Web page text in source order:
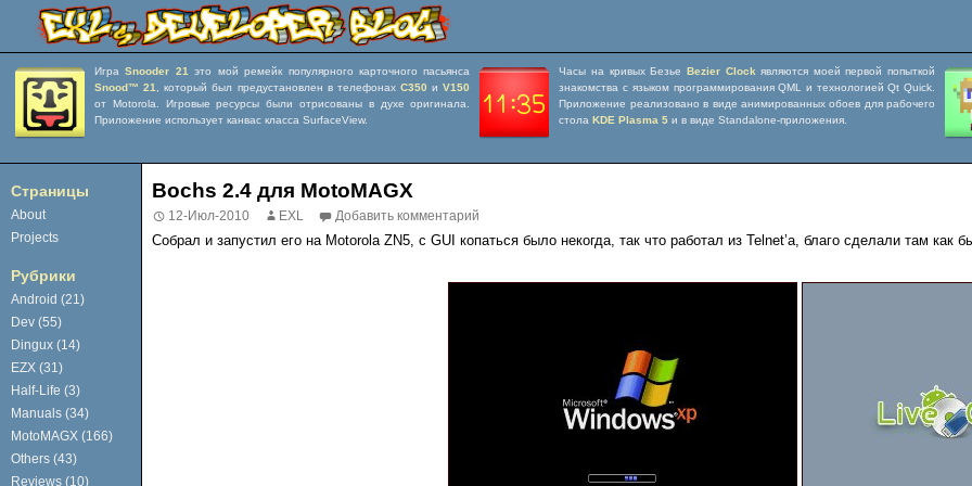
ИграSnooder 21
это мой ремейк популярного карточного пасьянса
Snood™ 21
, который был предустановлен в телефонахC350 иV150
от Motorola. Игровые ресурсы были отрисованы в духе оригинала.
Приложение использует канвас класса SurfaceView.
Часы на кривых Безье Bezier Clock являются моей первой попыткой
знакомства с языком программирования QML и технологией Qt Quick.
Приложение реализовано в виде анимированных обоев для рабочего
столаKDE Plasma 5 и в виде Standalone-приложения.
Страницы
About
Projects
Рубрики
Android (21)
Dev (55)
Dingux (14)
EZX (31)
Half-Life (3)
Manuals (34)
MotoMAGX (166)
Others (43)
Reviews (10)
Bochs 2.4 для MotoMAGX
12-Июл-2010 EXL Добавить комментарий
Собрал и запустил его на Motorola ZN5, с GUI копаться было некогда, так что работал из Telnet’а, благо сделали там